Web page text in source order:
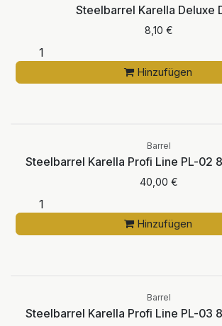
Steelbarrel Karella Deluxe
8,10 €
Hinzufügen
Barrel
Steelbarrel Karella Profi Line PL-02
40,00 €
Hinzufügen
Barrel
Steelbarrel Karella Profi Line PL-03